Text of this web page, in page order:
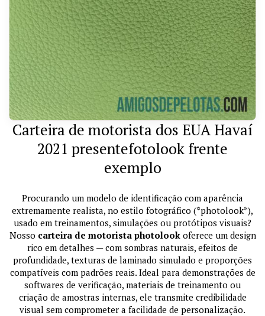
Carteira de motorista dos EUA Havaí
2021 presentefotolook frente
exemplo
Procurando um modelo de identificação com aparência
extremamente realista, no estilo fotográfico (*photolook*),
usado em treinamentos, simulações ou protótipos visuais?
Nosso carteira de motorista photolookoferece um design
rico em detalhes — com sombras naturais, efeitos de
profundidade, texturas de laminado simulado e proporções
compatíveis com padrões reais. Ideal para demonstrações de
softwares de verificação, materiais de treinamento ou
criação de amostras internas, ele transmite credibilidade
visual sem comprometer a facilidade de personalização.